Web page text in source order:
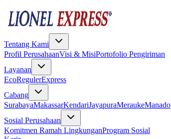
Tentang Kami
Profil PerusahaanVisi & MisiPortofolio Pengiriman
Layanan
EcoRegulerExpress
Cabang
SurabayaMakassarKendariJayapuraMeraukeManado
Sosial Perusahaan
Komitmen Ramah LingkunganProgram Sosial